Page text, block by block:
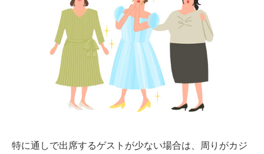
特に通しで出席するゲストが少ない場合は、周りがカジ